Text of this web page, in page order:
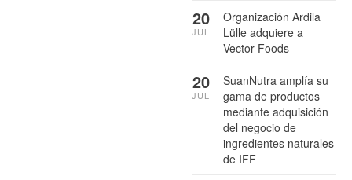
Organización Ardila
Lülle adquiere a
Vector Foods
20
JUL
SuanNutra amplía su
gama de productos
mediante adquisición
del negocio de
ingredientes naturales
de IFF
20
JUL